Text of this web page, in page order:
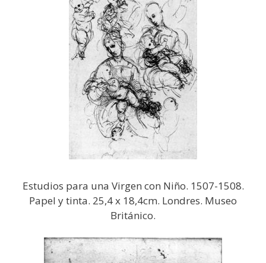
Estudios para una Virgen con Niño. 1507-1508.
Papel y tinta. 25,4 x 18,4cm. Londres. Museo
Británico.